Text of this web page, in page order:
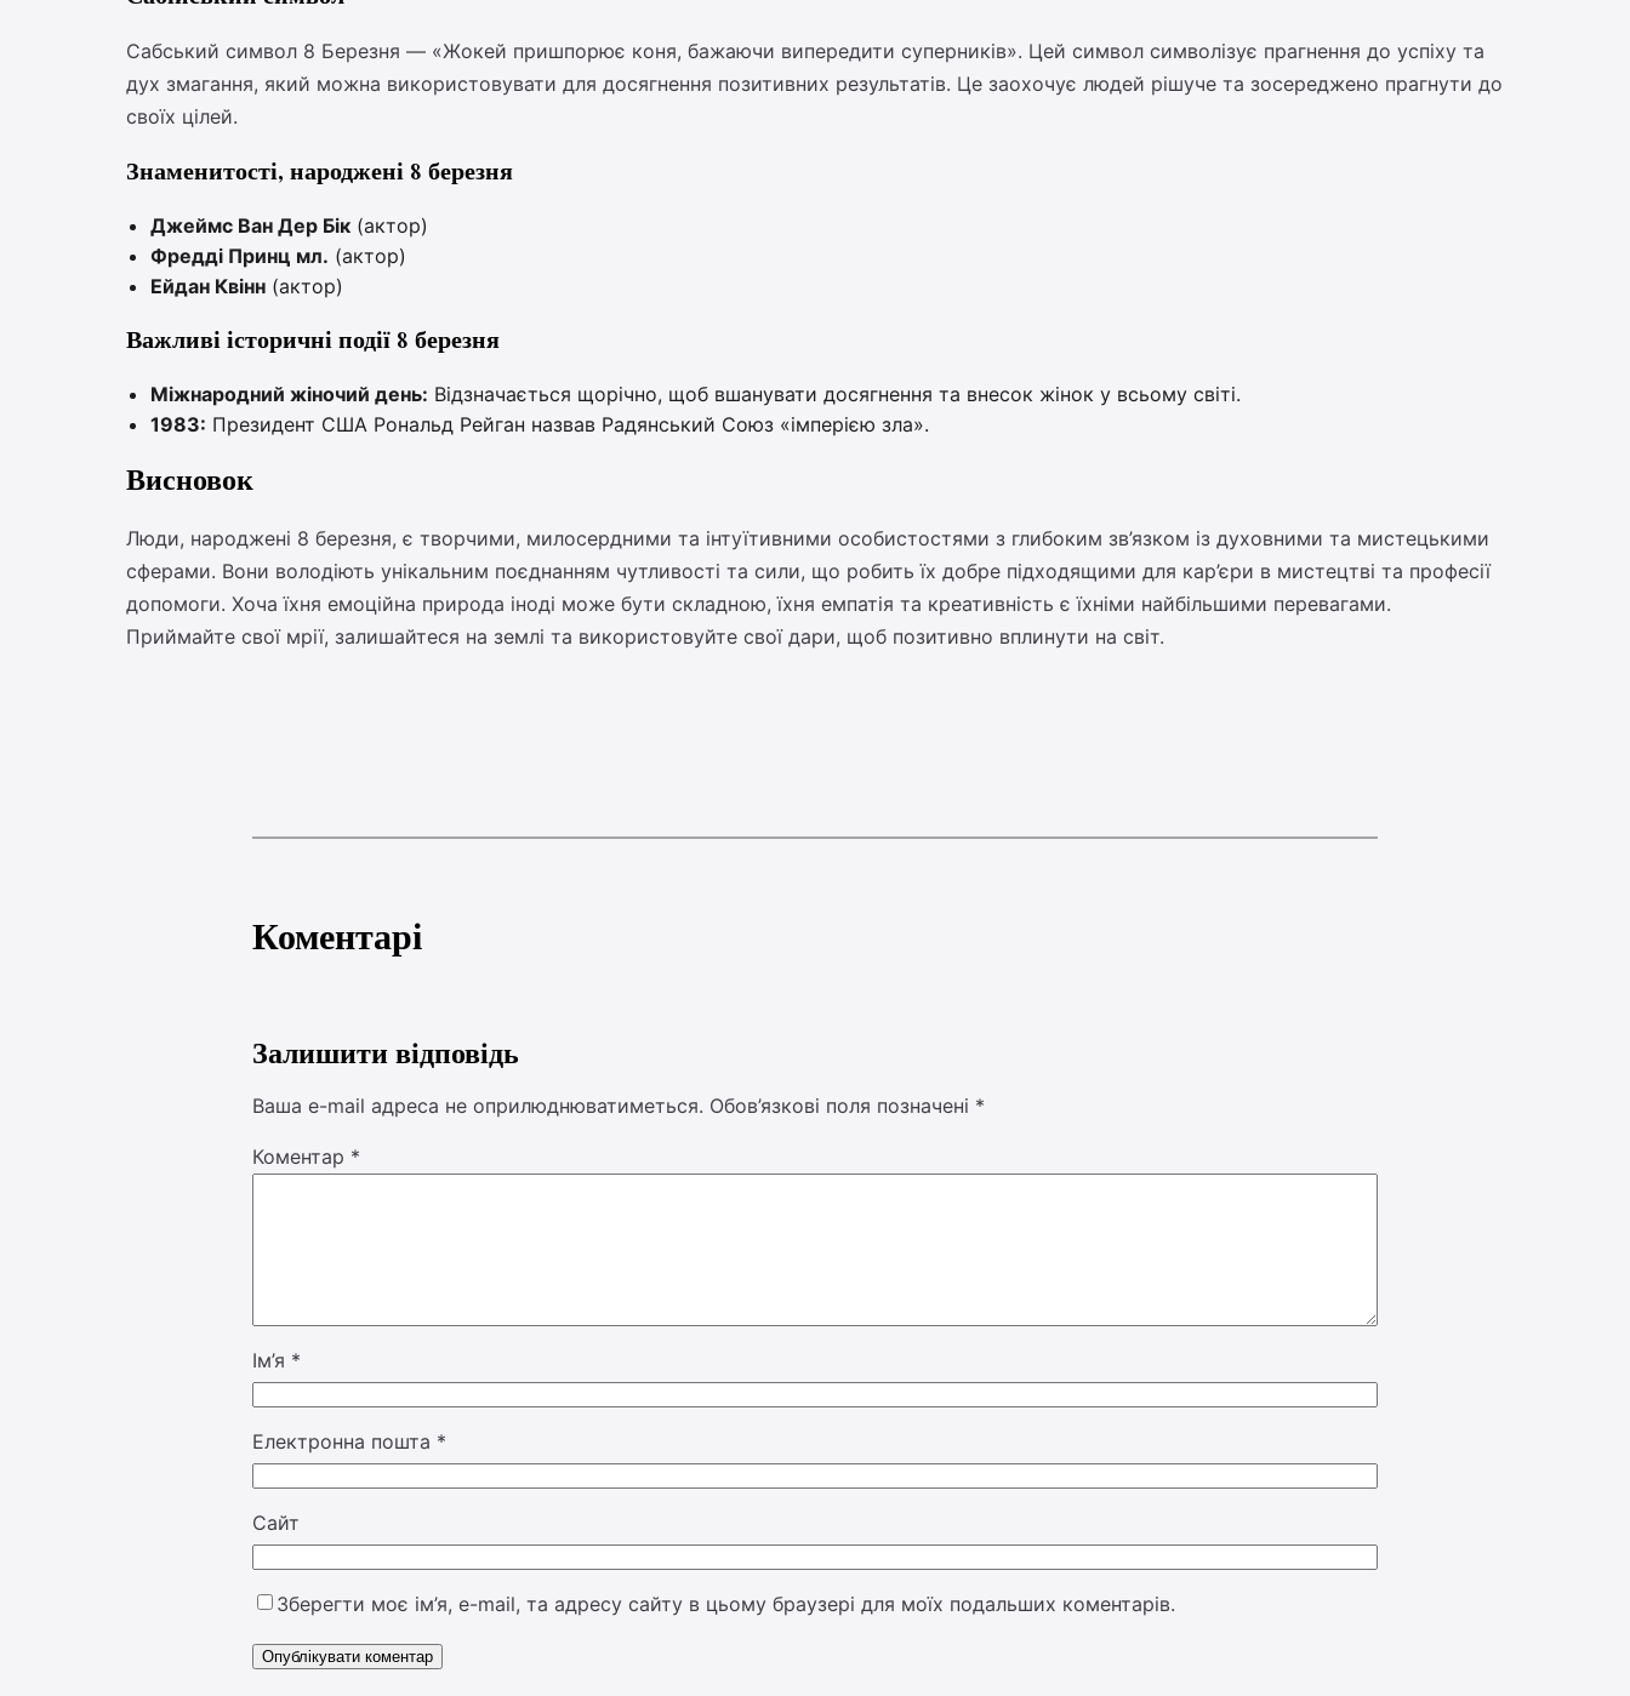
Сабський символ 8 Березня — «Жокей пришпорює коня, бажаючи випередити суперників». Цей символ символізує прагнення до успіху та
дух змагання, який можна використовувати для досягнення позитивних результатів. Це заохочує людей рішуче та зосереджено прагнути до
своїх цілей.
Знаменитості, народжені 8 березня
Джеймс Ван Дер Бік (актор)
Фредді Принц мл. (актор)
Ейдан Квінн (актор)
Важливі історичні події 8 березня
Міжнародний жіночий день: Відзначається щорічно, щоб вшанувати досягнення та внесок жінок у всьому світі.
1983: Президент США Рональд Рейган назвав Радянський Союз «імперією зла».
Висновок
Люди, народжені 8 березня, є творчими, милосердними та інтуїтивними особистостями з глибоким зв’язком із духовними та мистецькими
сферами. Вони володіють унікальним поєднанням чутливості та сили, що робить їх добре підходящими для кар’єри в мистецтві та професії
допомоги. Хоча їхня емоційна природа іноді може бути складною, їхня емпатія та креативність є їхніми найбільшими перевагами.
Приймайте свої мрії, залишайтеся на землі та використовуйте свої дари, щоб позитивно вплинути на світ.
Коментарі
Залишити відповідь
Ваша e-mail адреса не оприлюднюватиметься. Обов’язкові поля позначені *
Коментар *
Ім’я *
Електронна пошта *
Сайт
Зберегти моє ім’я, e-mail, та адресу сайту в цьому браузері для моїх подальших коментарів.